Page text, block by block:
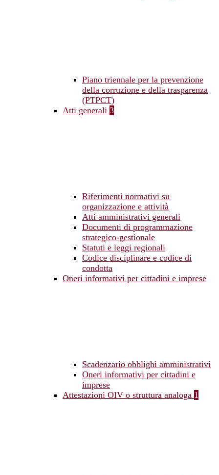
Piano triennale per la prevenzione
della corruzione e della trasparenza
(PTPCT)
Atti generali 3
Riferimenti normativi su
organizzazione e attività
Atti amministrativi generali
Documenti di programmazione
strategico-gestionale
Statuti e leggi regionali
Codice disciplinare e codice di
condotta
Oneri informativi per cittadini e imprese
Scadenzario obblighi amministrativi
Oneri informativi per cittadini e
imprese
Attestazioni OIV o struttura analoga 1